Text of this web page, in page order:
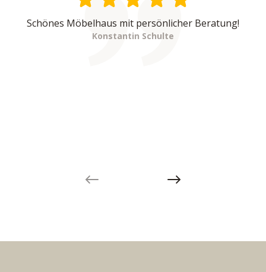
Schönes Möbelhaus mit persönlicher Beratung!
Konstantin Schulte
Next slide